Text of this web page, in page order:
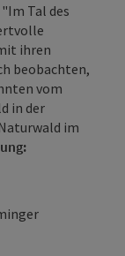
Tal des
ihren
beobachten,
vom
in der
im